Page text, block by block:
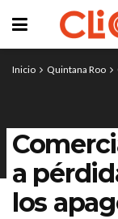
Inicio Quintana Roo
a
los